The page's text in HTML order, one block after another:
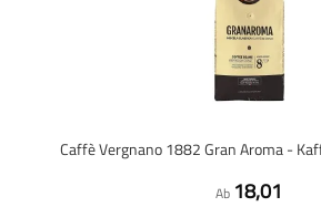
Caffè Vergnano 1882 Gran Aroma -
Ab 18,01